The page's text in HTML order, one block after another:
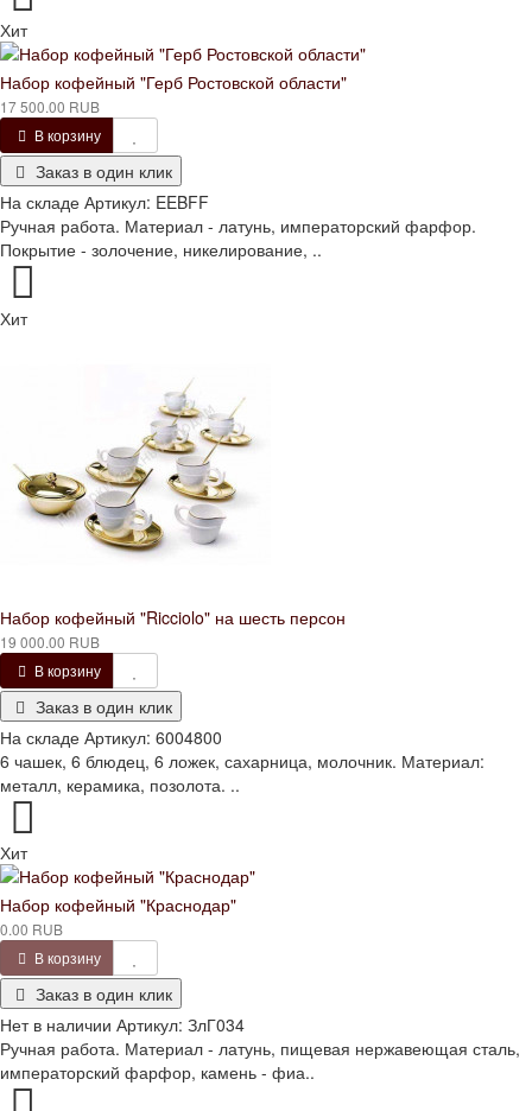
Хит
Набор кофейный "Герб Ростовской области"
17 500.00 RUB
В корзину
Заказ в один клик
На складе Артикул: EEBFF
Ручная работа. Материал - латунь, императорский фарфор.
Покрытие - золочение, никелирование, ..
Хит
Набор кофейный "Ricciolo" на шесть персон
19 000.00 RUB
В корзину
Заказ в один клик
На складе Артикул: 6004800
6 чашек, 6 блюдец, 6 ложек, сахарница, молочник. Материал:
металл, керамика, позолота. ..
Хит
Набор кофейный "Краснодар"
0.00 RUB
В корзину
Заказ в один клик
Нет в наличии Артикул: ЗлГ034
Ручная работа. Материал - латунь, пищевая нержавеющая сталь,
императорский фарфор, камень - фиа..